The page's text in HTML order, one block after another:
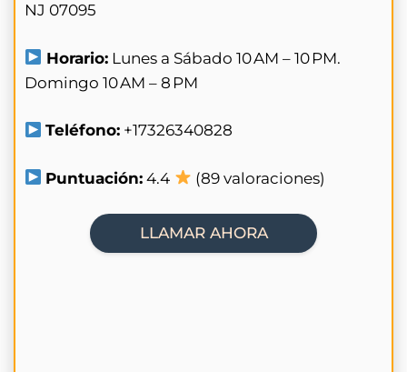
NJ 07095
Horario: Lunes a Sábado 10 AM – 10 PM.
Domingo 10 AM – 8 PM
Teléfono: +17326340828
Puntuación: 4.4 (89 valoraciones)
LLAMAR AHORA